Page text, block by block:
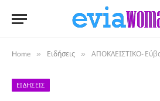
Home » Ειδήσεις » ΑΠΟΚΛΕΙΣΤΙΚΟ- Εύβοια: Το νηπιαγωγείο (ποιο ήταν) που
ΕΙΔΉΣΕΙΣ